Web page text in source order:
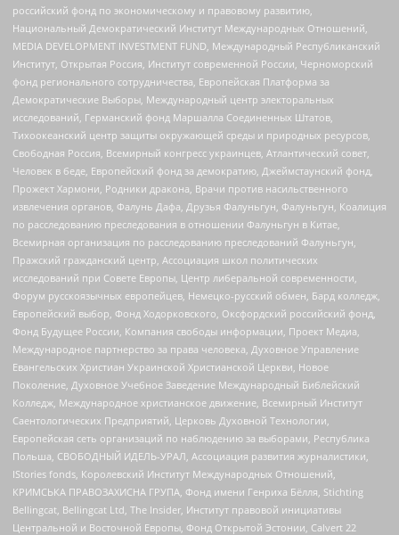
российский фонд по экономическому и правовому развитию,
Национальный Демократический Институт Международных Отношений,
MEDIA DEVELOPMENT INVESTMENT FUND, Международный Республиканский
Институт, Открытая Россия, Институт современной России, Черноморский
фонд регионального сотрудничества, Европейская Платформа за
Демократические Выборы, Международный центр электоральных
исследований, Германский фонд Маршалла Соединенных Штатов,
Тихоокеанский центр защиты окружающей среды и природных ресурсов,
Свободная Россия, Всемирный конгресс украинцев, Атлантический совет,
Человек в беде, Европейский фонд за демократию, Джеймстаунский фонд,
Прожект Хармони, Родники дракона, Врачи против насильственного
извлечения органов, Фалунь Дафа, Друзья Фалуньгун, Фалуньгун, Коалиция
по расследованию преследования в отношении Фалуньгун в Китае,
Всемирная организация по расследованию преследований Фалуньгун,
Пражский гражданский центр, Ассоциация школ политических
исследований при Совете Европы, Центр либеральной современности,
Форум русскоязычных европейцев, Немецко-русский обмен, Бард колледж,
Европейский выбор, Фонд Ходорковского, Оксфордский российский фонд,
Фонд Будущее России, Компания свободы информации, Проект Медиа,
Международное партнерство за права человека, Духовное Управление
Евангельских Христиан Украинской Христианской Церкви, Новое
Поколение, Духовное Учебное Заведение Международный Библейский
Колледж, Международное христианское движение, Всемирный Институт
Саентологических Предприятий, Церковь Духовной Технологии,
Европейская сеть организаций по наблюдению за выборами, Республика
Польша, СВОБОДНЫЙ ИДЕЛЬ-УРАЛ, Ассоциация развития журналистики,
IStories fonds, Королевский Институт Международных Отношений,
КРИМСЬКА ПРАВОЗАХИСНА ГРУПА, Фонд имени Генриха Бёлля, Stichting
Bellingcat, Bellingcat Ltd, The Insider, Институт правовой инициативы
Центральной и Восточной Европы, Фонд Открытой Эстонии, Calvert 22